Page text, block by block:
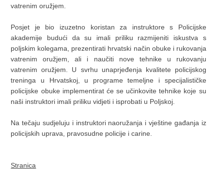
vatrenim oružjem.
Posjet je bio izuzetno koristan za instruktore s Policijske
akademije budući da su imali priliku razmijeniti iskustva s
poljskim kolegama, prezentirati hrvatski način obuke i rukovanja
vatrenim oružjem, ali i naučiti nove tehnike u rukovanju
vatrenim oružjem. U svrhu unaprjeđenja kvalitete policijskog
treninga u Hrvatskoj, u programe temeljne i specijalističke
policijske obuke implementirat će se učinkovite tehnike koje su
naši instruktori imali priliku vidjeti i isprobati u Poljskoj.
Na tečaju sudjeluju i instruktori naoružanja i vještine gađanja iz
policijskih uprava, pravosudne policije i carine.
Stranica